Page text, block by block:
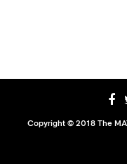
Copyright © 2018 The